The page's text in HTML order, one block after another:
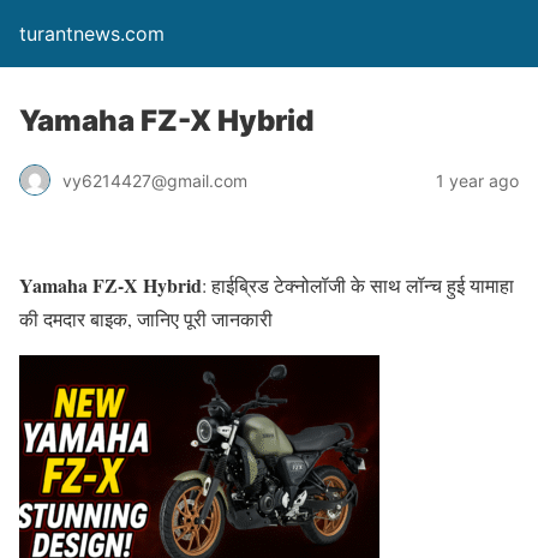
turantnews.com
Yamaha FZ-X Hybrid
vy6214427@gmail.com 1 year ago
Yamaha FZ-X Hybrid: हाईब्रिड टेक्नोलॉजी के साथ लॉन्च हुई यामाहा
की दमदार बाइक, जानिए पूरी जानकारी